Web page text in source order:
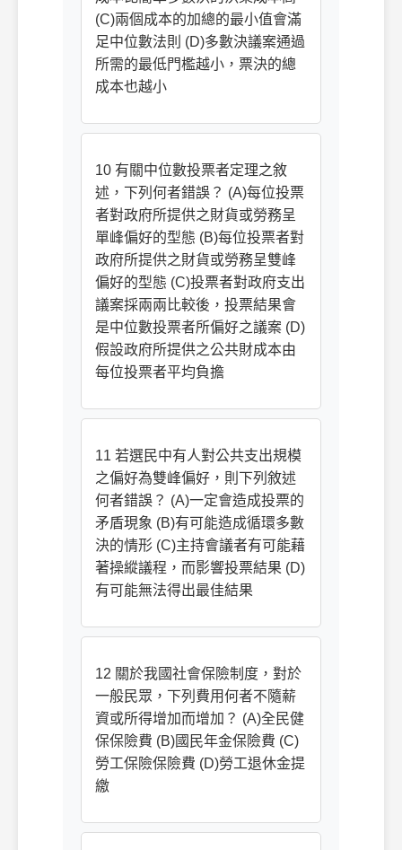
(C)兩個成本的加總的最小值會滿
足中位數法則 (D)多數決議案通過
所需的最低門檻越小，票決的總
成本也越小
10 有關中位數投票者定理之敘
述，下列何者錯誤？ (A)每位投票
者對政府所提供之財貨或勞務呈
單峰偏好的型態 (B)每位投票者對
政府所提供之財貨或勞務呈雙峰
偏好的型態 (C)投票者對政府支出
議案採兩兩比較後，投票結果會
是中位數投票者所偏好之議案 (D)
假設政府所提供之公共財成本由
每位投票者平均負擔
11 若選民中有人對公共支出規模
之偏好為雙峰偏好，則下列敘述
何者錯誤？ (A)一定會造成投票的
矛盾現象 (B)有可能造成循環多數
決的情形 (C)主持會議者有可能藉
著操縱議程，而影響投票結果 (D)
有可能無法得出最佳結果
12 關於我國社會保險制度，對於
一般民眾，下列費用何者不隨薪
資或所得增加而增加？ (A)全民健
保保險費 (B)國民年金保險費 (C)
勞工保險保險費 (D)勞工退休金提
繳